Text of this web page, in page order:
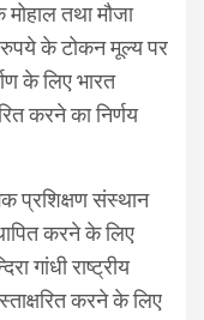
तथा मौजा
रुपये के टोकन मूल्य पर
के लिए भारत
करने का निर्णय
प्रशिक्षण संस्थान
करने के लिए
गांधी राष्ट्रीय
करने के लिए